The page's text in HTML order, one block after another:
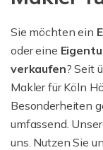
Sie möchten ein
oder eine
verkaufen? Seit
Makler für Köln
Besonderheiten
umfassend.
uns. Nutzen Sie